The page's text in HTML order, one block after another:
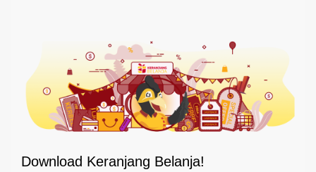
Download Keranjang Belanja!